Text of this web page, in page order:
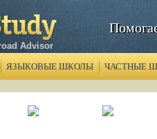
Advisor
ЯЗЫКОВЫЕ ШКОЛЫ ЧАСТНЫЕ